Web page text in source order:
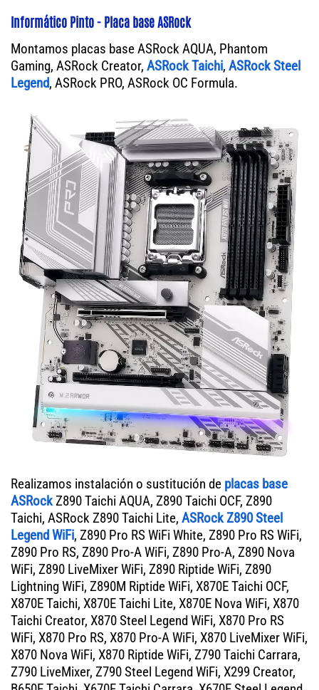
Informático Pinto - Placa base ASRock
Montamos placas base ASRock AQUA, Phantom
Gaming, ASRock Creator, ASRock Taichi, ASRock Steel
Legend, ASRock PRO, ASRock OC Formula.
Realizamos instalación o sustitución de placas base
ASRockZ890 Taichi AQUA, Z890 Taichi OCF, Z890
Taichi, ASRock Z890 Taichi Lite, ASRock Z890 Steel
Legend WiFi, Z890 Pro RS WiFi White, Z890 Pro RS WiFi,
Z890 Pro RS, Z890 Pro-A WiFi, Z890 Pro-A, Z890 Nova
WiFi, Z890 LiveMixer WiFi, Z890 Riptide WiFi, Z890
Lightning WiFi, Z890M Riptide WiFi, X870E Taichi OCF,
X870E Taichi, X870E Taichi Lite, X870E Nova WiFi, X870
Taichi Creator, X870 Steel Legend WiFi, X870 Pro RS
WiFi, X870 Pro RS, X870 Pro-A WiFi, X870 LiveMixer WiFi,
X870 Nova WiFi, X870 Riptide WiFi, Z790 Taichi Carrara,
Z790 LiveMixer, Z790 Steel Legend WiFi, X299 Creator,